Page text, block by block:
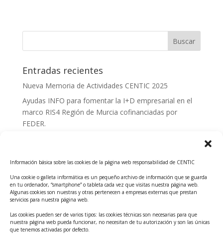
Información básica sobre las cookies de la página web responsabilidad de CENTIC
Una cookie o galleta informática es un pequeño archivo de información que se guarda
en tu ordenador, “smartphone” o tableta cada vez que visitas nuestra página web.
Algunas cookies son nuestras y otras pertenecen a empresas externas que prestan
servicios para nuestra página web.
Las cookies pueden ser de varios tipos: las cookies técnicas son necesarias para que
nuestra página web pueda funcionar, no necesitan de tu autorización y son las únicas
que tenemos activadas por defecto.
Entradas recientes
Nueva Memoria de Actividades CENTIC 2025
Ayudas INFO para fomentar la I+D empresarial en el
marco RIS4 Región de Murcia cofinanciadas por
FEDER.
Tecnológicos 2ª ed.
Ayudas INFO para el apoyo a las empresas
innovadoras con potencial tecnológico y escalables
Convocatoria Cheque de Innovación. Ayudas INFO
para la contratación de servicios de Innovación y
Competitividad